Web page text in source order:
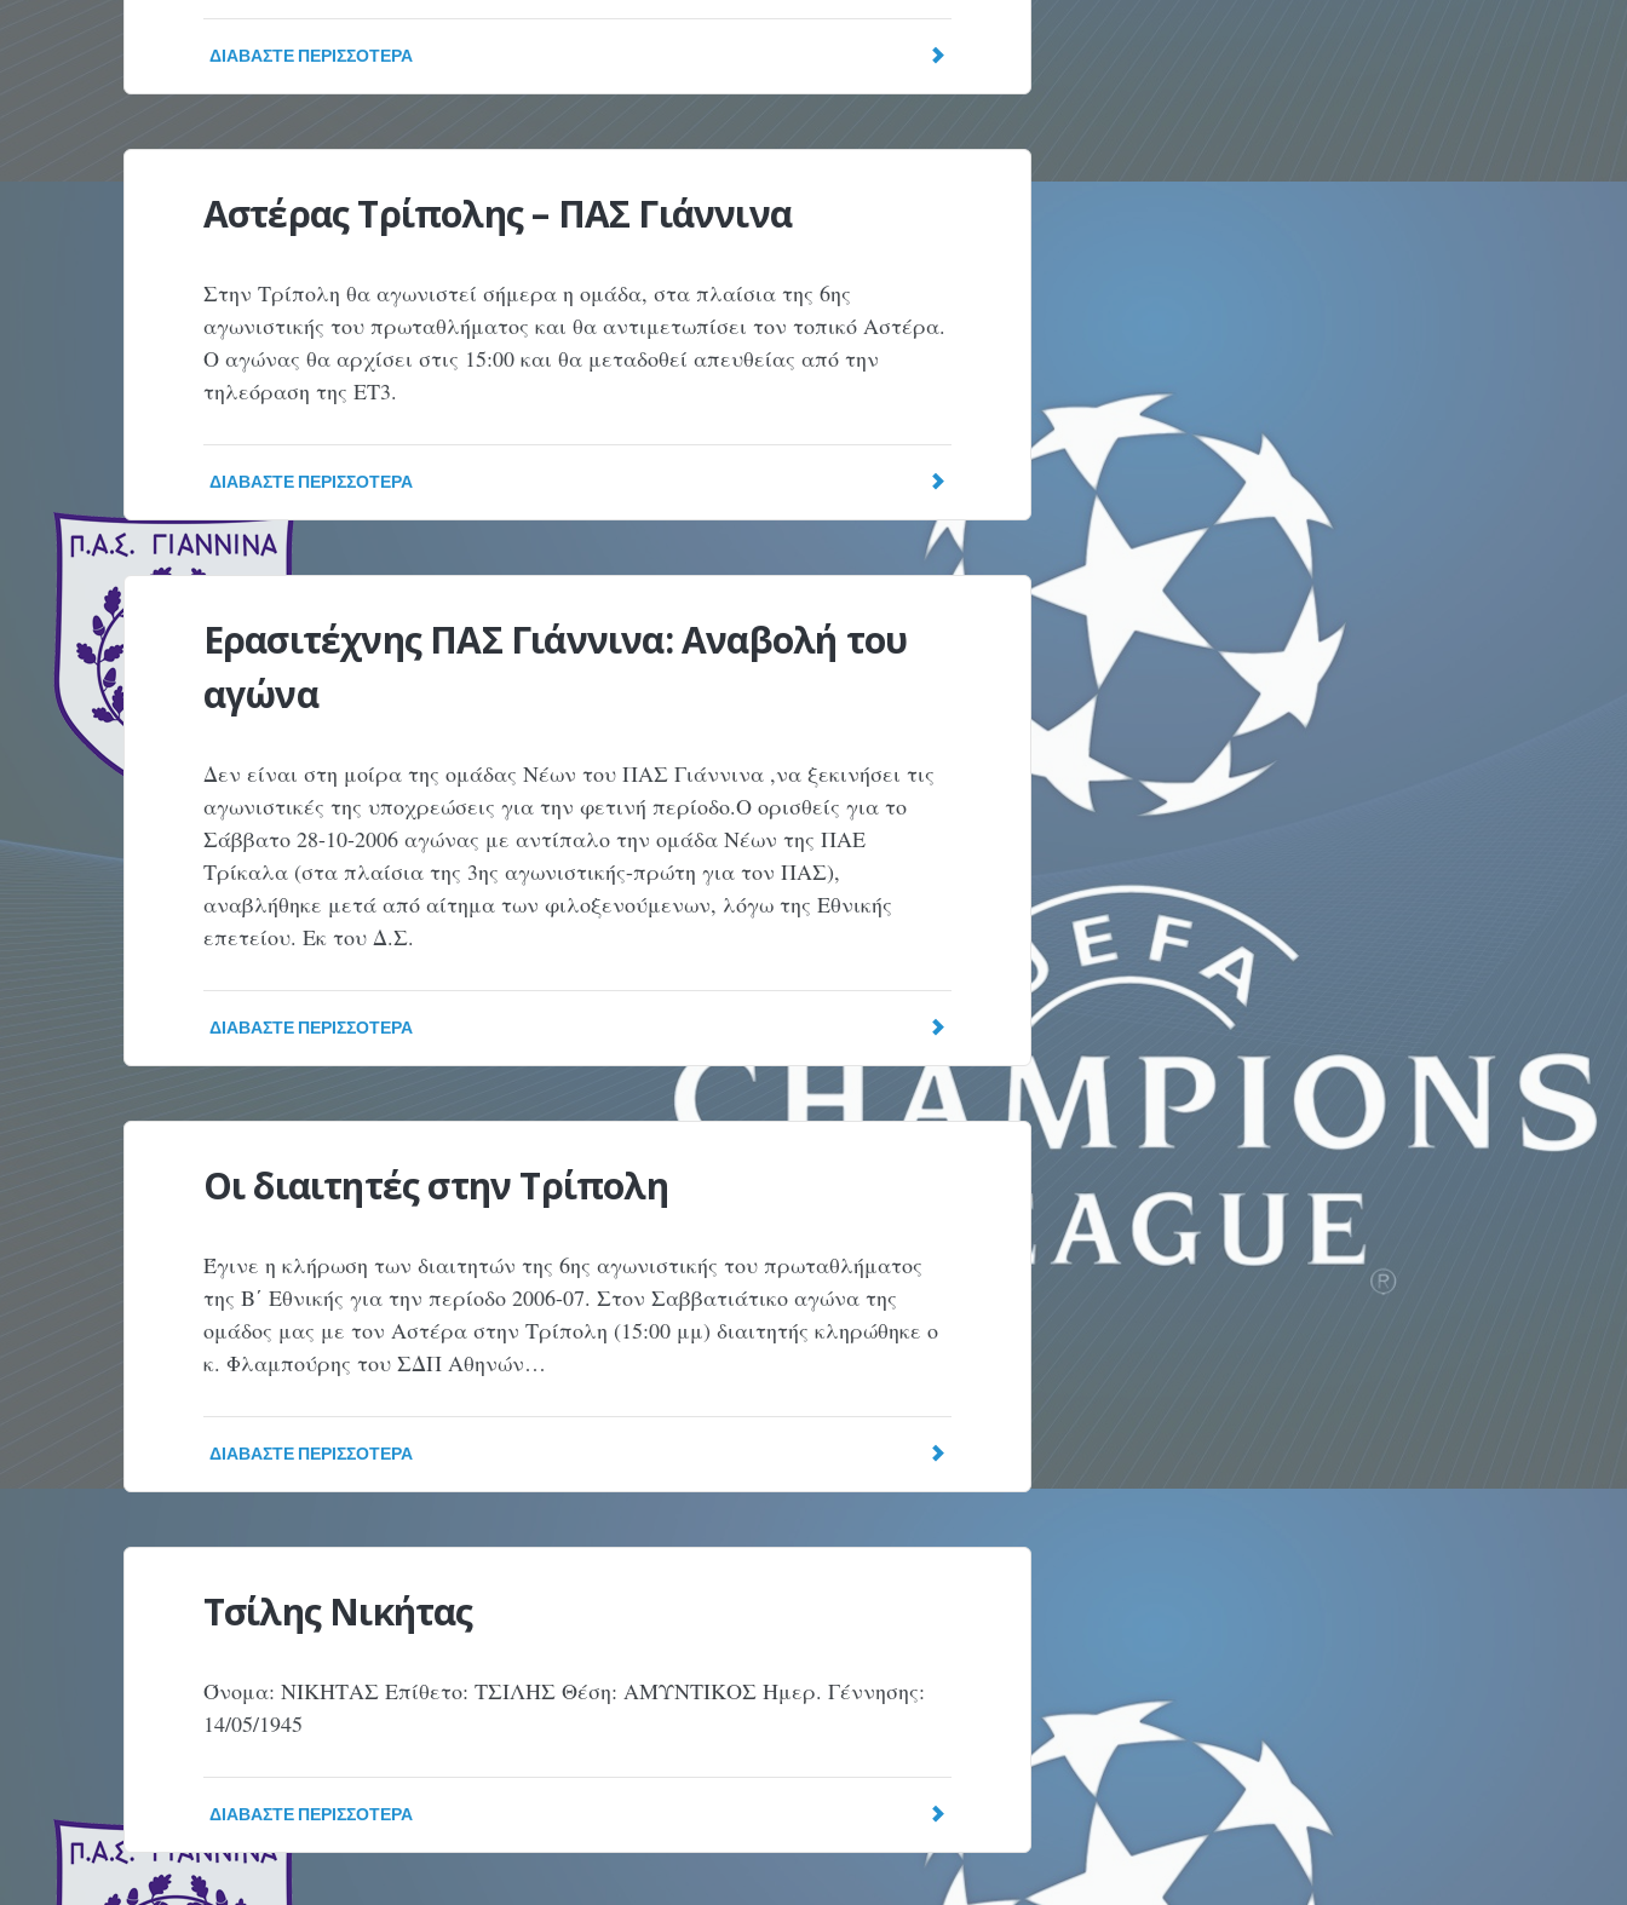
ΔΙΑΒΆΣΤΕ ΠΕΡΙΣΣΌΤΕΡΑ
Αστέρας Τρίπολης – ΠΑΣ Γιάννινα
Στην Τρίπολη θα αγωνιστεί σήμερα η ομάδα, στα πλαίσια της 6ης
αγωνιστικής του πρωταθλήματος και θα αντιμετωπίσει τον τοπικό Αστέρα.
Ο αγώνας θα αρχίσει στις 15:00 και θα μεταδοθεί απευθείας από την
τηλεόραση της ΕΤ3.
ΔΙΑΒΆΣΤΕ ΠΕΡΙΣΣΌΤΕΡΑ
Ερασιτέχνης ΠΑΣ Γιάννινα: Αναβολή του
αγώνα
Δεν είναι στη μοίρα της ομάδας Νέων του ΠΑΣ Γιάννινα ,να ξεκινήσει τις
αγωνιστικές της υποχρεώσεις για την φετινή περίοδο.Ο ορισθείς για το
Σάββατο 28-10-2006 αγώνας με αντίπαλο την ομάδα Νέων της ΠΑΕ
Τρίκαλα (στα πλαίσια της 3ης αγωνιστικής-πρώτη για τον ΠΑΣ),
αναβλήθηκε μετά από αίτημα των φιλοξενούμενων, λόγω της Εθνικής
επετείου. Εκ του Δ.Σ.
ΔΙΑΒΆΣΤΕ ΠΕΡΙΣΣΌΤΕΡΑ
Οι διαιτητές στην Τρίπολη
Έγινε η κλήρωση των διαιτητών της 6ης αγωνιστικής του πρωταθλήματος
της Β΄ Εθνικής για την περίοδο 2006-07. Στον Σαββατιάτικο αγώνα της
ομάδος μας με τον Αστέρα στην Τρίπολη (15:00 μμ) διαιτητής κληρώθηκε ο
κ. Φλαμπούρης του ΣΔΠ Αθηνών…
ΔΙΑΒΆΣΤΕ ΠΕΡΙΣΣΌΤΕΡΑ
Τσίλης Νικήτας
Όνομα: ΝΙΚΗΤΑΣ Επίθετο: ΤΣΙΛΗΣ Θέση: ΑΜΥΝΤΙΚΟΣ Ημερ. Γέννησης:
14/05/1945
ΔΙΑΒΆΣΤΕ ΠΕΡΙΣΣΌΤΕΡΑ